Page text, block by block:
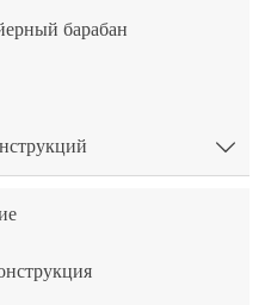
барабан
